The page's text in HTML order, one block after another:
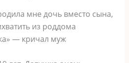
мне дочь вместо сына,
из роддома
— кричал муж